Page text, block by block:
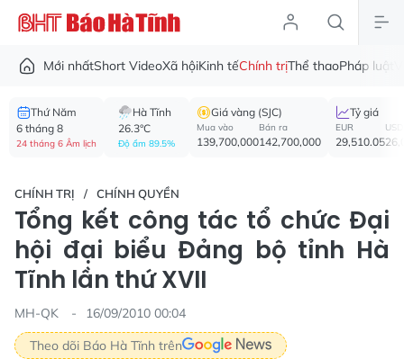
Mới nhấtShort VideoXã hộiKinh tếChính trịThể thaoPháp luật
Thứ Năm
6 tháng 8
24 tháng 6 Âm lịch
Hà Tĩnh
26.3°C
Độ ẩm 89.5%
Giá vàng (SJC)
Mua vào
139,700,000
Bán ra
142,700,000
Tỷ giá
EUR
29,510.05
USD
CHÍNH TRỊ CHÍNH QUYỀN
Tổng kết công tác tổ chức Đại
hội đại biểu Đảng bộ tỉnh Hà
Tĩnh lần thứ XVII
MH-QK
16/09/2010 00:04
Theo dõi Báo Hà Tĩnh trên